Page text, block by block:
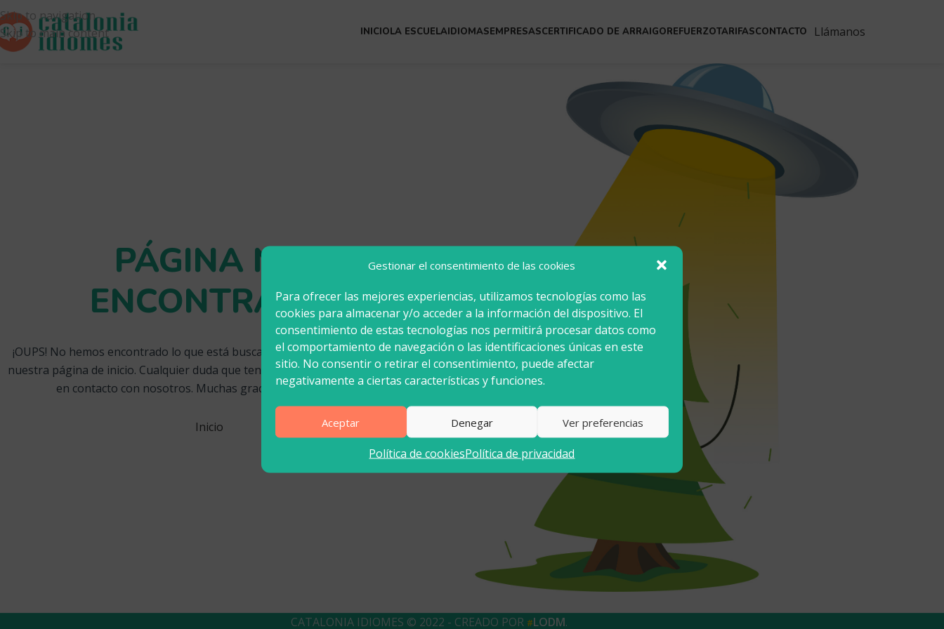
Gestionar el consentimiento de las cookies
Para ofrecer las mejores experiencias, utilizamos tecnologías como las
cookies para almacenar y/o acceder a la información del dispositivo. El
consentimiento de estas tecnologías nos permitirá procesar datos como
el comportamiento de navegación o las identificaciones únicas en este
sitio. No consentir o retirar el consentimiento, puede afectar
negativamente a ciertas características y funciones.
Aceptar Denegar Ver preferencias
Política de cookiesPolítica de privacidad
Skip to navigation
Skip to main content
INICIOLA ESCUELAIDIOMASEMPRESASCERTIFICADO DE ARRAIGOREFUERZOTARIFASCONTACTO Llámanos
PÁGINA NO
ENCONTRADA
¡OUPS! No hemos encontrado lo que está buscando… Visite
nuestra página de inicio. Cualquier duda que tenga, póngase
en contacto con nosotros. Muchas gracias
Inicio
CATALONIA IDIOMES © 2022 - CREADO POR #LODM.